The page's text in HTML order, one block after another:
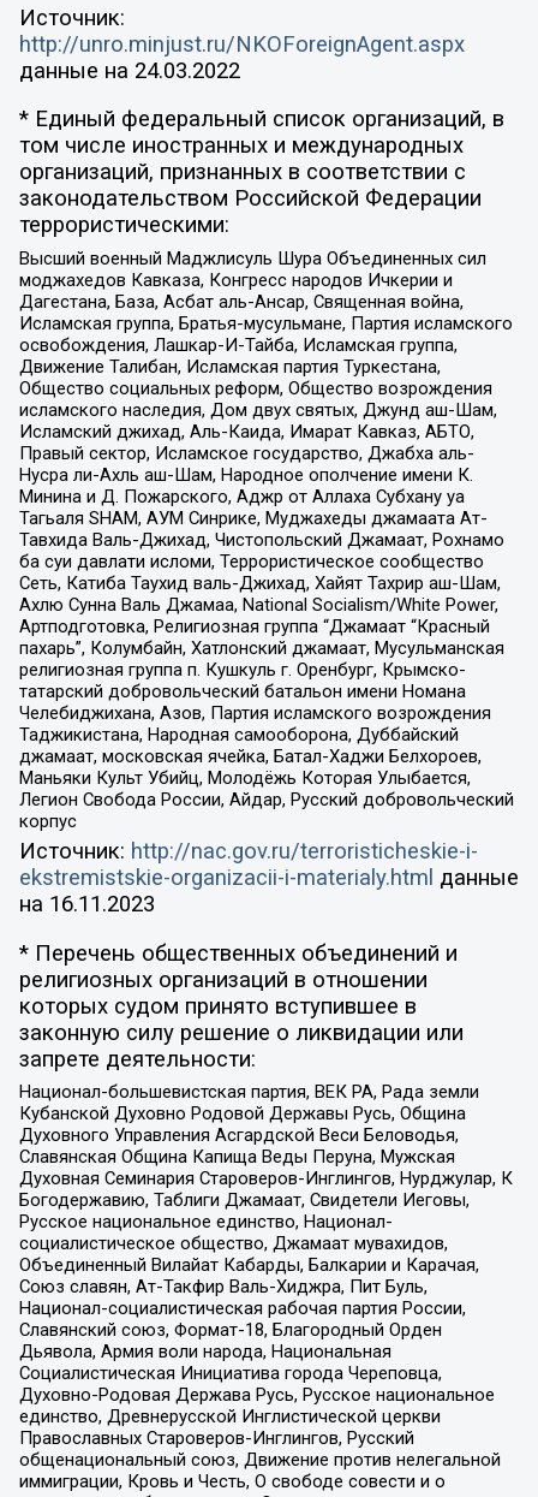
Источник:
http://unro.minjust.ru/NKOForeignAgent.aspx
данные на 24.03.2022
* Единый федеральный список организаций, в
том числе иностранных и международных
организаций, признанных в соответствии с
законодательством Российской Федерации
террористическими:
Высший военный Маджлисуль Шура Объединенных сил
моджахедов Кавказа, Конгресс народов Ичкерии и
Дагестана, База, Асбат аль-Ансар, Священная война,
Исламская группа, Братья-мусульмане, Партия исламского
освобождения, Лашкар-И-Тайба, Исламская группа,
Движение Талибан, Исламская партия Туркестана,
Общество социальных реформ, Общество возрождения
исламского наследия, Дом двух святых, Джунд аш-Шам,
Исламский джихад, Аль-Каида, Имарат Кавказ, АБТО,
Правый сектор, Исламское государство, Джабха аль-
Нусра ли-Ахль аш-Шам, Народное ополчение имени К.
Минина и Д. Пожарского, Аджр от Аллаха Субхану уа
Тагьаля SHAM, АУМ Синрике, Муджахеды джамаата Ат-
Тавхида Валь-Джихад, Чистопольский Джамаат, Рохнамо
ба суи давлати исломи, Террористическое сообщество
Сеть, Катиба Таухид валь-Джихад, Хайят Тахрир аш-Шам,
Ахлю Сунна Валь Джамаа, National Socialism/White Power,
Артподготовка, Религиозная группа “Джамаат “Красный
пахарь”, Колумбайн, Хатлонский джамаат, Мусульманская
религиозная группа п. Кушкуль г. Оренбург, Крымско-
татарский добровольческий батальон имени Номана
Челебиджихана, Азов, Партия исламского возрождения
Таджикистана, Народная самооборона, Дуббайский
джамаат, московская ячейка, Батал-Хаджи Белхороев,
Маньяки Культ Убийц, Молодёжь Которая Улыбается,
Легион Свобода России, Айдар, Русский добровольческий
корпус
Источник: http://nac.gov.ru/terroristicheskie-i-
ekstremistskie-organizacii-i-materialy.html данные
на 16.11.2023
* Перечень общественных объединений и
религиозных организаций в отношении
которых судом принято вступившее в
законную силу решение о ликвидации или
запрете деятельности:
Национал-большевистская партия, ВЕК РА, Рада земли
Кубанской Духовно Родовой Державы Русь, Община
Духовного Управления Асгардской Веси Беловодья,
Славянская Община Капища Веды Перуна, Мужская
Духовная Семинария Староверов-Инглингов, Нурджулар, К
Богодержавию, Таблиги Джамаат, Свидетели Иеговы,
Русское национальное единство, Национал-
социалистическое общество, Джамаат мувахидов,
Объединенный Вилайат Кабарды, Балкарии и Карачая,
Союз славян, Ат-Такфир Валь-Хиджра, Пит Буль,
Национал-социалистическая рабочая партия России,
Славянский союз, Формат-18, Благородный Орден
Дьявола, Армия воли народа, Национальная
Социалистическая Инициатива города Череповца,
Духовно-Родовая Держава Русь, Русское национальное
единство, Древнерусской Инглистической церкви
Православных Староверов-Инглингов, Русский
общенациональный союз, Движение против нелегальной
иммиграции, Кровь и Честь, О свободе совести и о